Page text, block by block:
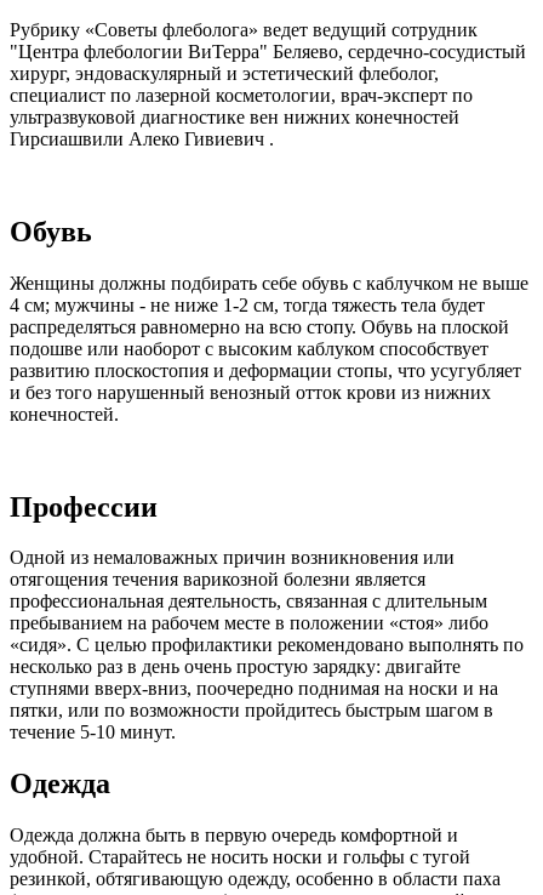
Рубрику «Советы флеболога» ведет ведущий сотрудник
"Центра флебологии ВиТерра" Беляево, сердечно-сосудистый
хирург, эндоваскулярный и эстетический флеболог,
специалист по лазерной косметологии, врач-эксперт по
ультразвуковой диагностике вен нижних конечностей
Гирсиашвили Алеко Гивиевич .
Обувь
Женщины должны подбирать себе обувь с каблучком не выше
4 см; мужчины - не ниже 1-2 см, тогда тяжесть тела будет
распределяться равномерно на всю стопу. Обувь на плоской
подошве или наоборот с высоким каблуком способствует
развитию плоскостопия и деформации стопы, что усугубляет
и без того нарушенный венозный отток крови из нижних
конечностей.
Профессии
Одной из немаловажных причин возникновения или
отягощения течения варикозной болезни является
профессиональная деятельность, связанная с длительным
пребыванием на рабочем месте в положении «стоя» либо
«сидя». С целью профилактики рекомендовано выполнять по
несколько раз в день очень простую зарядку: двигайте
ступнями вверх-вниз, поочередно поднимая на носки и на
пятки, или по возможности пройдитесь быстрым шагом в
течение 5-10 минут.
Одежда
Одежда должна быть в первую очередь комфортной и
удобной. Старайтесь не носить носки и гольфы с тугой
резинкой, обтягивающую одежду, особенно в области паха